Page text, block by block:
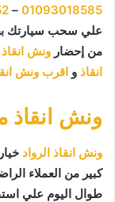
01093018585
–
علي سحب سيارتك
من إحضار ونش انقاذ
انقاذ و اقرب ونش
ونش انقاذ
ونش انقاذ الرواد
كبير من العملاء
طوال اليوم علي